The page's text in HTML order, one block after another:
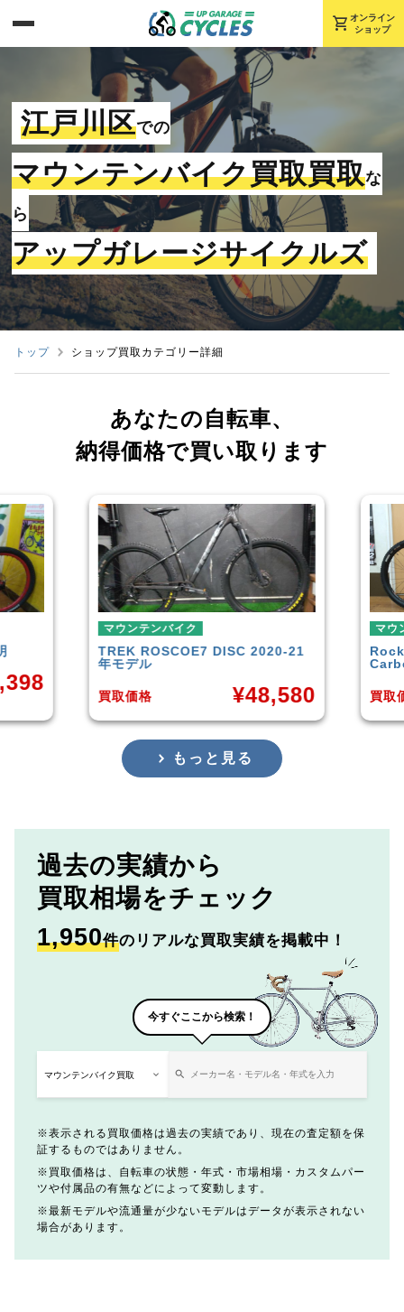
shopping_cart オンライン
ショップ
江戸川区での
マウンテンバイク買取買取な
ら
アップガレージサイクルズ
トップ ショップ買取カテゴリー詳細
あなたの自転車、
納得価格で買い取ります
マウンテンバイク
TREKROSCOE7 DISC 2020-21
年モデル
買取価格 48,580
マウンテ
Rocky
買取価格
もっと見る
過去の実績から
買取相場をチェック
1,950件のリアルな買取実績を掲載中！
今すぐここから検索！
表示される買取価格は過去の実績であり、現在の査定額を保
証するものではありません。
買取価格は、自転車の状態・年式・市場相場・カスタムパー
ツや付属品の有無などによって変動します。
最新モデルや流通量が少ないモデルはデータが表示されない
場合があります。